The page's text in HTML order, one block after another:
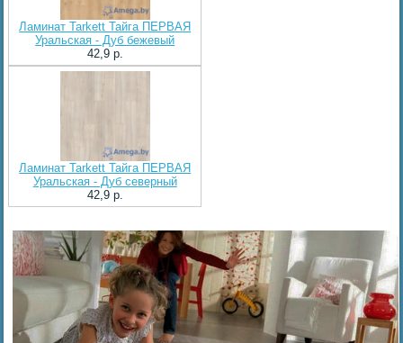
Ламинат Tarkett Тайга ПЕРВАЯ
Уральская - Дуб бежевый
42,9 p.
Ламинат Tarkett Тайга ПЕРВАЯ
Уральская - Дуб северный
42,9 p.